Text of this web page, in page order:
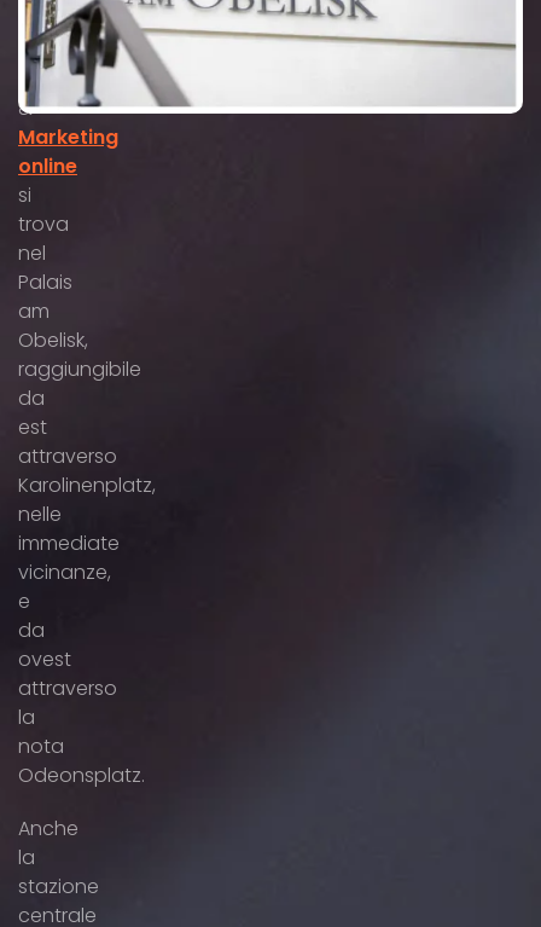
nostro
SEO
&
Marketing
online
si
trova
nel
Palais
am
Obelisk,
raggiungibile
da
est
attraverso
Karolinenplatz,
nelle
immediate
vicinanze,
e
da
ovest
attraverso
la
nota
Odeonsplatz.
Anche
la
stazione
centrale